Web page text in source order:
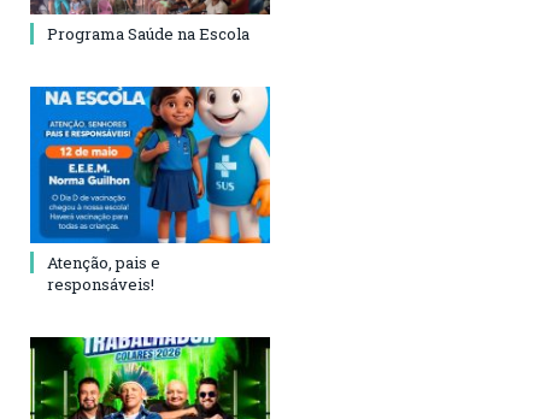
Programa Saúde na Escola
Atenção, pais e
responsáveis!